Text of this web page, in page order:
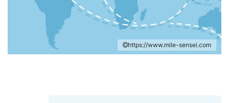
https://www.mile-sensei.com